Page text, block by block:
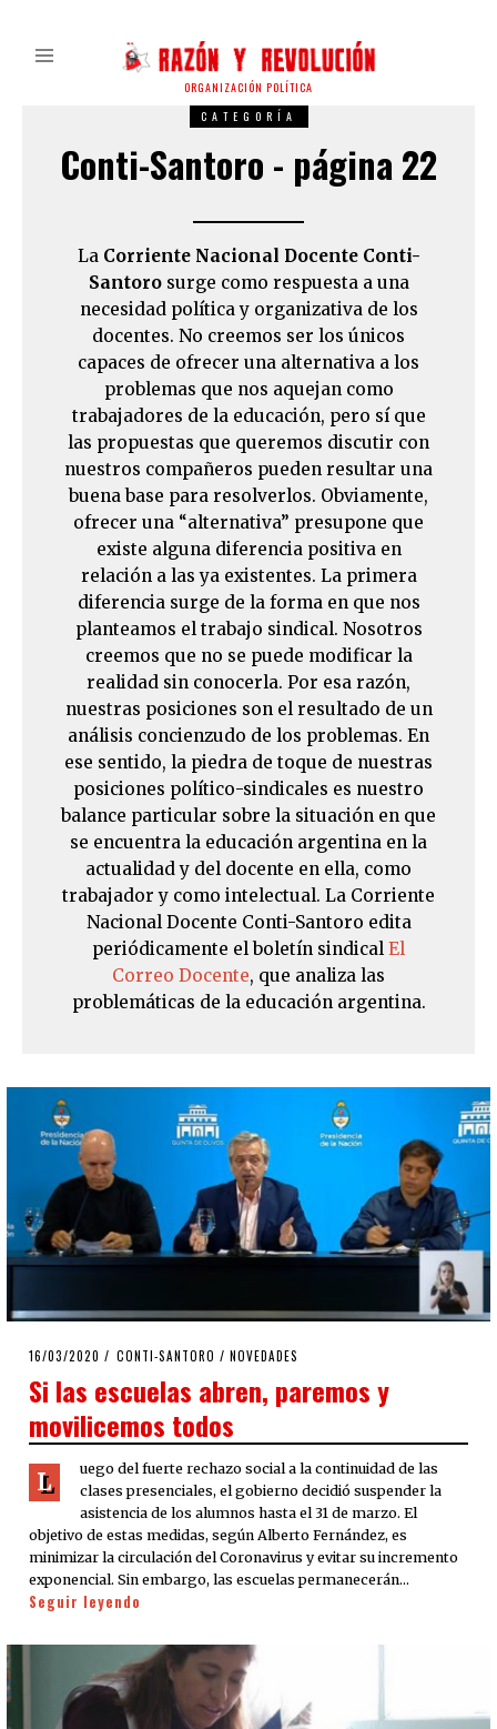
ORGANIZACIÓN POLÍTICA
CATEGORÍA
Conti-Santoro - página 22
La Corriente Nacional Docente Conti-
Santorosurge como respuesta a una
necesidad política y organizativa de los
docentes. No creemos ser los únicos
capaces de ofrecer una alternativa a los
problemas que nos aquejan como
trabajadores de la educación, pero sí que
las propuestas que queremos discutir con
nuestros compañeros pueden resultar una
buena base para resolverlos. Obviamente,
ofrecer una “alternativa” presupone que
existe alguna diferencia positiva en
relación a las ya existentes. La primera
diferencia surge de la forma en que nos
planteamos el trabajo sindical. Nosotros
creemos que no se puede modificar la
realidad sin conocerla. Por esa razón,
nuestras posiciones son el resultado de un
análisis concienzudo de los problemas. En
ese sentido, la piedra de toque de nuestras
posiciones político-sindicales es nuestro
balance particular sobre la situación en que
se encuentra la educación argentina en la
actualidad y del docente en ella, como
trabajador y como intelectual. La Corriente
Nacional Docente Conti-Santoro edita
periódicamente el boletín sindical El
Correo Docente, que analiza las
problemáticas de la educación argentina.
POSTED
16/03/2020 16/03/2020
CONTI-SANTORO / NOVEDADES
Si las escuelas abren, paremos y
movilicemos todos
L
uego del fuerte rechazo social a la continuidad de las
clases presenciales, el gobierno decidió suspender la
asistencia de los alumnos hasta el 31 de marzo. El
objetivo de estas medidas, según Alberto Fernández, es
minimizar la circulación del Coronavirus y evitar su incremento
exponencial. Sin embargo, las escuelas permanecerán…
Seguir leyendo